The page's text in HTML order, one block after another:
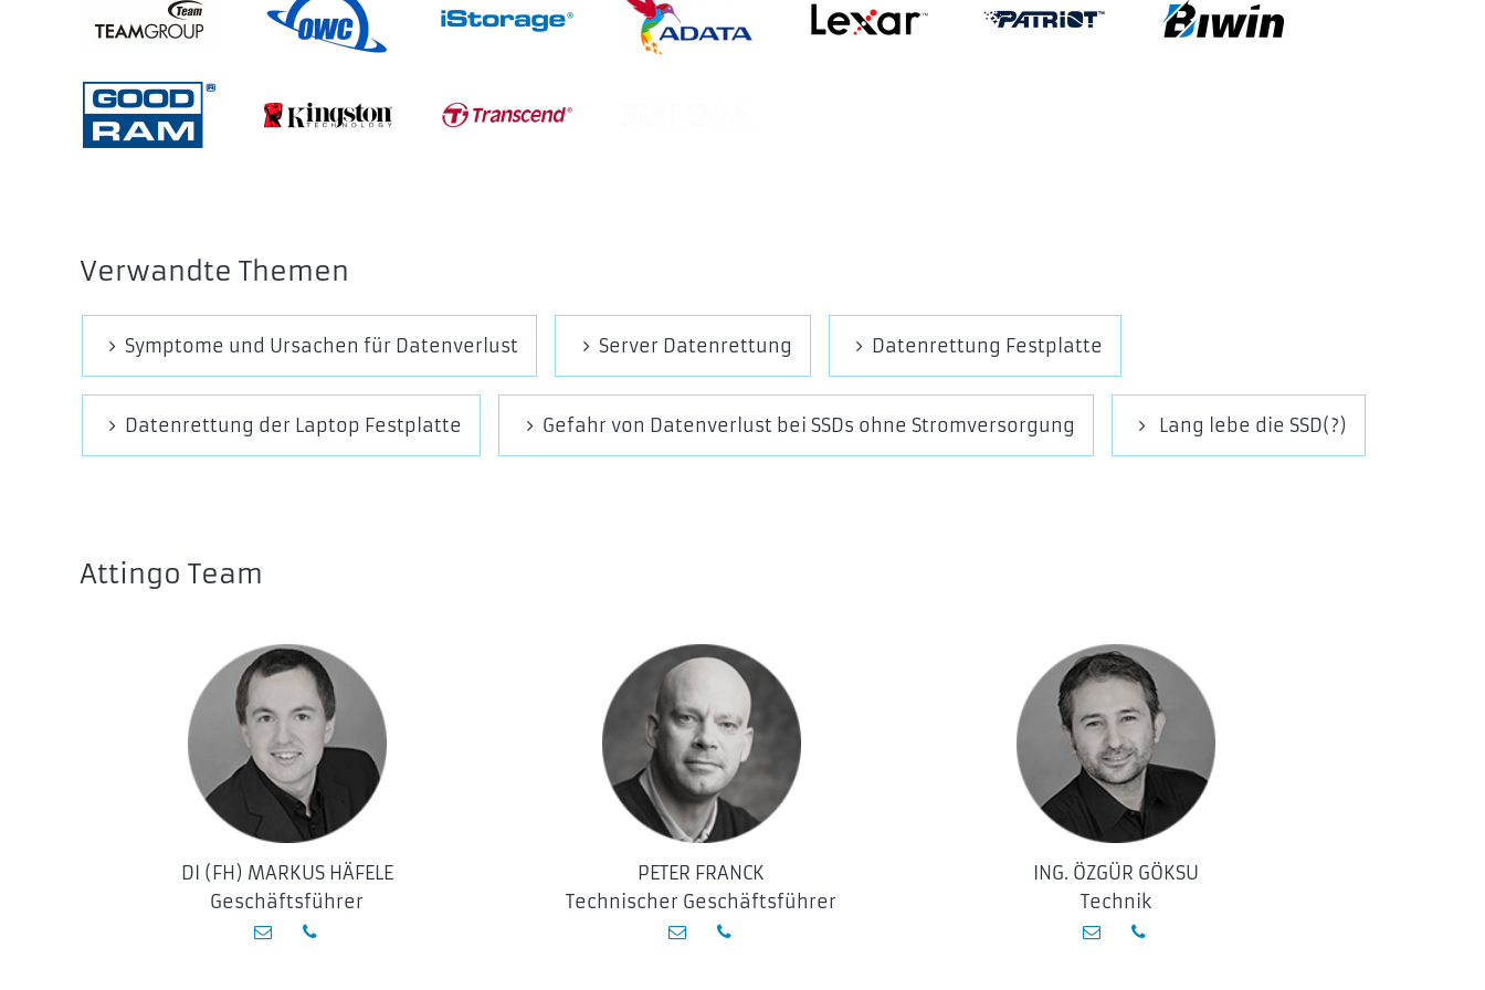
Verwandte Themen
Symptome und Ursachen für Datenverlust Server Datenrettung Datenrettung Festplatte
Datenrettung der Laptop Festplatte Gefahr von Datenverlust bei SSDs ohne Stromversorgung Lang lebe die SSD(?)
Attingo Team
DI (FH) MARKUS HÄFELE
Geschäftsführer
PETER FRANCK
Technischer Geschäftsführer
ING. ÖZGÜR GÖKSU
Technik